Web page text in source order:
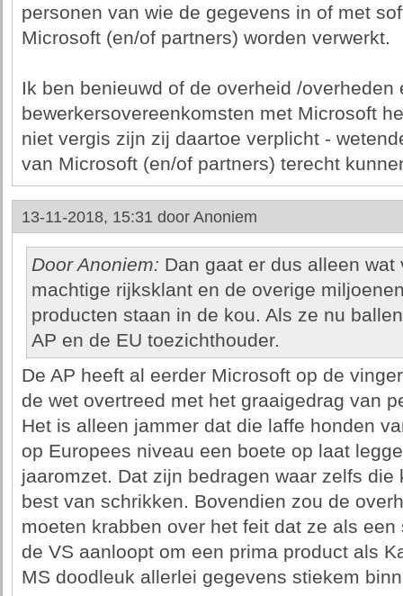
personen van wie de gegevens in of met
Microsoft (en/of partners) worden verwerkt.
Ik ben benieuwd of de overheid /overheden
bewerkersovereenkomsten met Microsoft
niet vergis zijn zij daartoe verplicht -
van Microsoft (en/of partners) terecht
13-11-2018, 15:31 door Anoniem
Door Anoniem: Dan gaat er dus alleen
machtige rijksklant en de overige
producten staan in de kou. Als ze nu
AP en de EU toezichthouder.
De AP heeft al eerder Microsoft op de
de wet overtreed met het graaigedrag van
Het is alleen jammer dat die laffe honden
op Europees niveau een boete op laat
jaaromzet. Dat zijn bedragen waar zelfs
best van schrikken. Bovendien zou de
moeten krabben over het feit dat ze als
de VS aanloopt om een prima product als
MS doodleuk allerlei gegevens stiekem